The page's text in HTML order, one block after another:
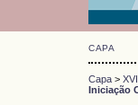
CAPA
Capa >
Iniciação